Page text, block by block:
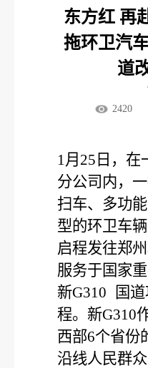
东方红 再
拖环卫汽
道
2420
1月 25 日，在
分公司内，
扫车、多功
型的环卫车
启程发往郑
服务于国家
新G310
国
程。新G310
西部6个省份
沿线人民群